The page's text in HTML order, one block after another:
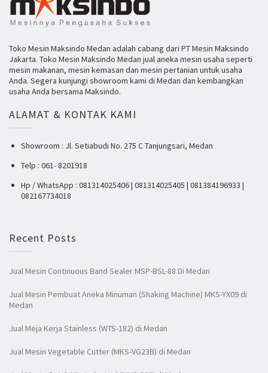
Toko Mesin Maksindo Medan adalah cabang dari PT Mesin Maksindo
Jakarta. Toko Mesin Maksindo Medan jual aneka mesin usaha seperti
mesin makanan, mesin kemasan dan mesin pertanian untuk usaha
Anda. Segera kunjungi showroom kami di Medan dan kembangkan
usaha Anda bersama Maksindo.
ALAMAT & KONTAK KAMI
Showroom : Jl. Setiabudi No. 275 C Tanjungsari, Medan
Telp : 061- 8201918
Hp / WhatsApp : 081314025406 | 081314025405 | 081384196933 |
082167734018
Recent Posts
Jual Mesin Continuous Band Sealer MSP-BSL-88 Di Medan
Jual Mesin Pembuat Aneka Minuman (Shaking Machine) MKS-YX09 di
Medan
Jual Meja Kerja Stainless (WTS-182) di Medan
Jual Mesin Vegetable Cutter (MKS-VG23B) di Medan